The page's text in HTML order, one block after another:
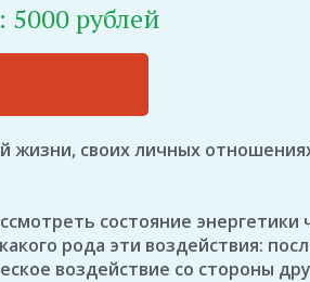
5000 рублей
своих личных
состояние энергетики
рода эти воздействия:
воздействие со стороны